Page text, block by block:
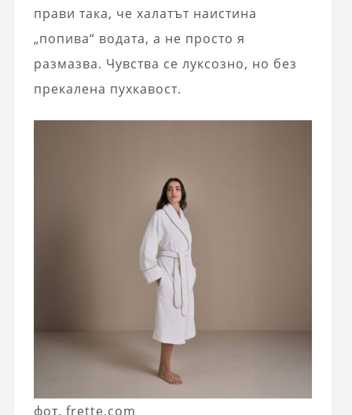
прави така, че халатът наистина
„попива“ водата, а не просто я
размазва. Чувства се луксозно, но без
прекалена пухкавост.
фот. frette.com